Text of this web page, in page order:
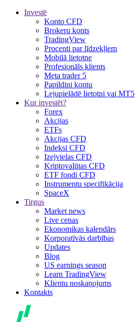
Investē
Konto CFD
Brokeru konts
TradingView
Procenti par līdzekļiem
Mobilā lietotne
Profesionāls klients
Meta trader 5
Papildini kontu
Lejupielādē lietotni vai MT5
Kur investēt?
Forex
Akcijas
ETFs
Akcijas CFD
Indeksi CFD
Izejvielas CFD
Kriptovalūtas CFD
ETF fondi CFD
Instrumentu specifikācija
SpaceX
Tirgus
Market news
Live cenas
Ekonomikas kalendārs
Korporatīvās darbības
Updates
Blog
US earnings season
Learn TradingView
Klientu noskaņojums
Kontakts